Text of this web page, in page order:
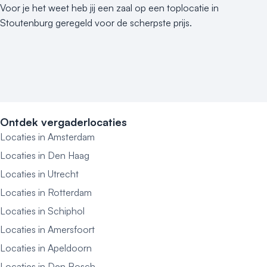
Voor je het weet heb jij een zaal op een toplocatie in
Stoutenburg geregeld voor de scherpste prijs.
Ontdek vergaderlocaties
Locaties in Amsterdam
Locaties in Den Haag
Locaties in Utrecht
Locaties in Rotterdam
Locaties in Schiphol
Locaties in Amersfoort
Locaties in Apeldoorn